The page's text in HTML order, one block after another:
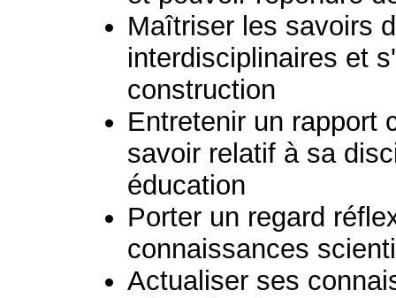
Maîtriser les savoirs
interdisciplinaires et
construction
Entretenir un rapport
savoir relatif à sa
éducation
Porter un regard
connaissances
Actualiser ses